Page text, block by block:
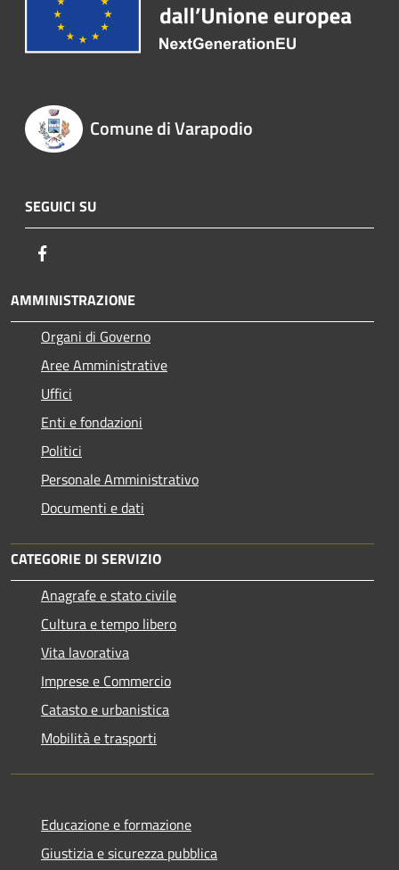
Comune di Varapodio
SEGUICI SU
AMMINISTRAZIONE
Organi di Governo
Aree Amministrative
Uffici
Enti e fondazioni
Politici
Personale Amministrativo
Documenti e dati
CATEGORIE DI SERVIZIO
Anagrafe e stato civile
Cultura e tempo libero
Vita lavorativa
Imprese e Commercio
Catasto e urbanistica
Mobilità e trasporti
Educazione e formazione
Giustizia e sicurezza pubblica